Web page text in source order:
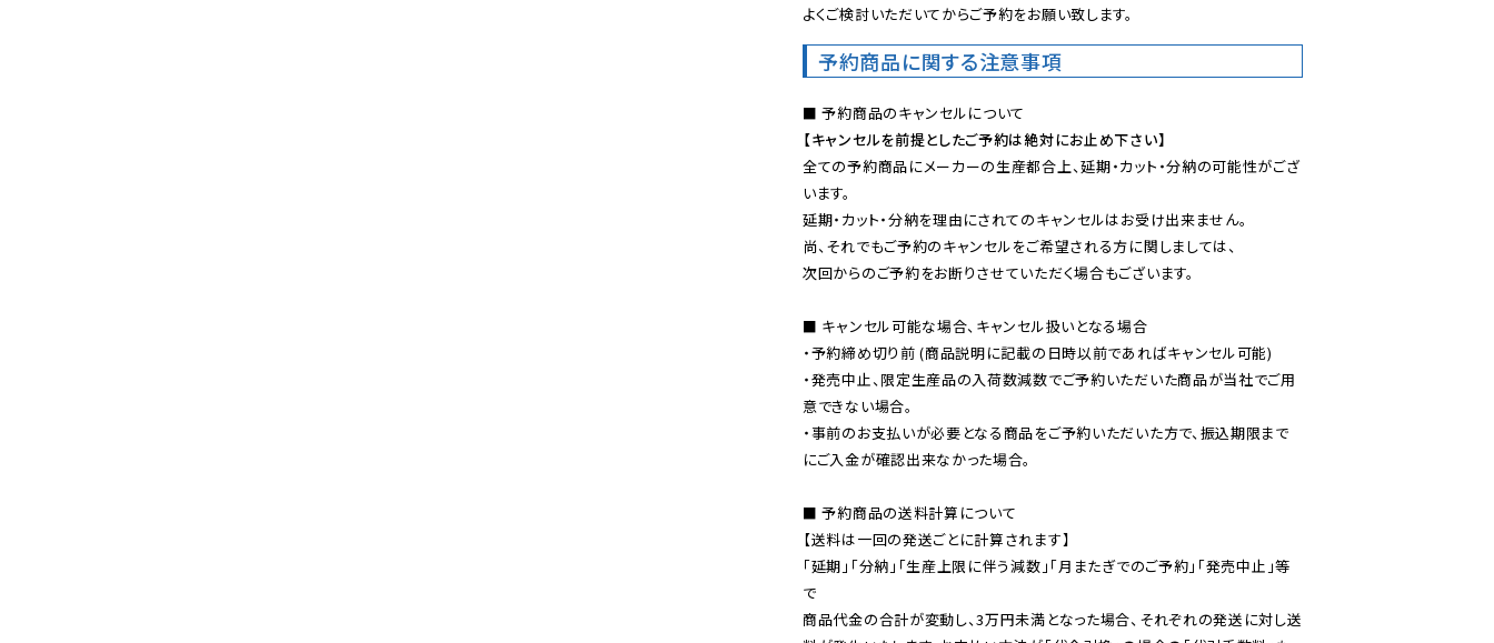
よくご検討いただいてからご予約をお願い致します。
予約商品に関する注意事項
【キャンセルを前提としたご予約は絶対にお止め下さい】
全ての予約商品にメーカーの生産都合上、延期・カット・分納の可能性がござ
います。
延期・カット・分納を理由にされてのキャンセルはお受け出来ません。
尚、それでもご予約のキャンセルをご希望される方に関しましては、
次回からのご予約をお断りさせていただく場合もございます。
■ キャンセル可能な場合、キャンセル扱いとなる場合
・予約締め切り前 (商品説明に記載の日時以前であればキャンセル可能)
・発売中止、限定生産品の入荷数減数でご予約いただいた商品が当社でご用
意できない場合。
・事前のお支払いが必要となる商品をご予約いただいた方で、振込期限まで
にご入金が確認出来なかった場合。
■ 予約商品の送料計算について
【送料は一回の発送ごとに計算されます】
「延期」「分納」「生産上限に伴う減数」「月またぎでのご予約」「発売中止」等
で
商品代金の合計が変動し、3万円未満となった場合、それぞれの発送に対し送